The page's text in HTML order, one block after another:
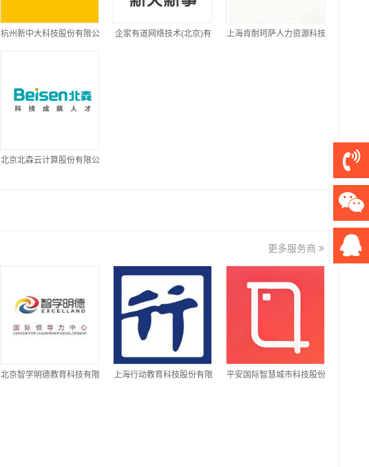
杭州新中大科技股份有限公 企家有道网络技术(北京)有 上海肯耐珂萨人力资源科技
北京北森云计算股份有限公
更多服务商
北京智学明德教育科技有限 上海行动教育科技股份有限 平安国际智慧城市科技股份